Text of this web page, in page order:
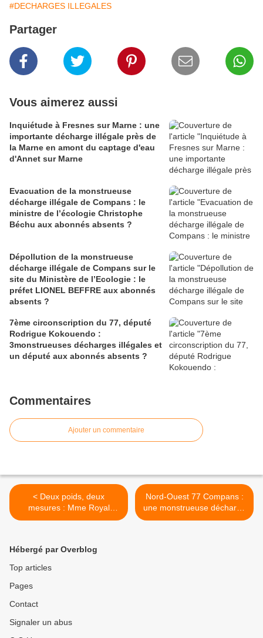
#DECHARGES ILLEGALES
Partager
Vous aimerez aussi
Inquiétude à Fresnes sur Marne : une
importante décharge illégale près de
la Marne en amont du captage d'eau
d'Annet sur Marne
Evacuation de la monstrueuse
décharge illégale de Compans : le
ministre de l’écologie Christophe
Béchu aux abonnés absents ?
Dépollution de la monstrueuse
décharge illégale de Compans sur le
site du Ministère de l’Ecologie : le
préfet LIONEL BEFFRE aux abonnés
absents ?
7ème circonscription du 77, député
Rodrigue Kokouendo :
3monstrueuses décharges illégales et
un député aux abonnés absents ?
Commentaires
Ajouter un commentaire
< Deux poids, deux
mesures : Mme Royal
refuse les forages dans le
autre chose !
Nord-Ouest 77 Compans :
une monstrueuse décharge
illégale sur un terrain
Hébergé par Overblog
Top articles
Pages
Contact
Signaler un abus